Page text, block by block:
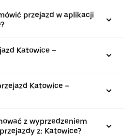
przejazd w aplikacji
Katowice –
Katowice –
z wyprzedzeniem
z: Katowice?